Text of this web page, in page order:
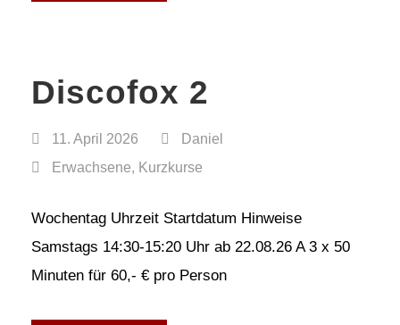
Discofox 2
11. April 2026
Daniel
Erwachsene, Kurzkurse
Wochentag Uhrzeit Startdatum Hinweise
Samstags 14:30-15:20 Uhr ab 22.08.26 A 3 x 50
Minuten für 60,- € pro Person